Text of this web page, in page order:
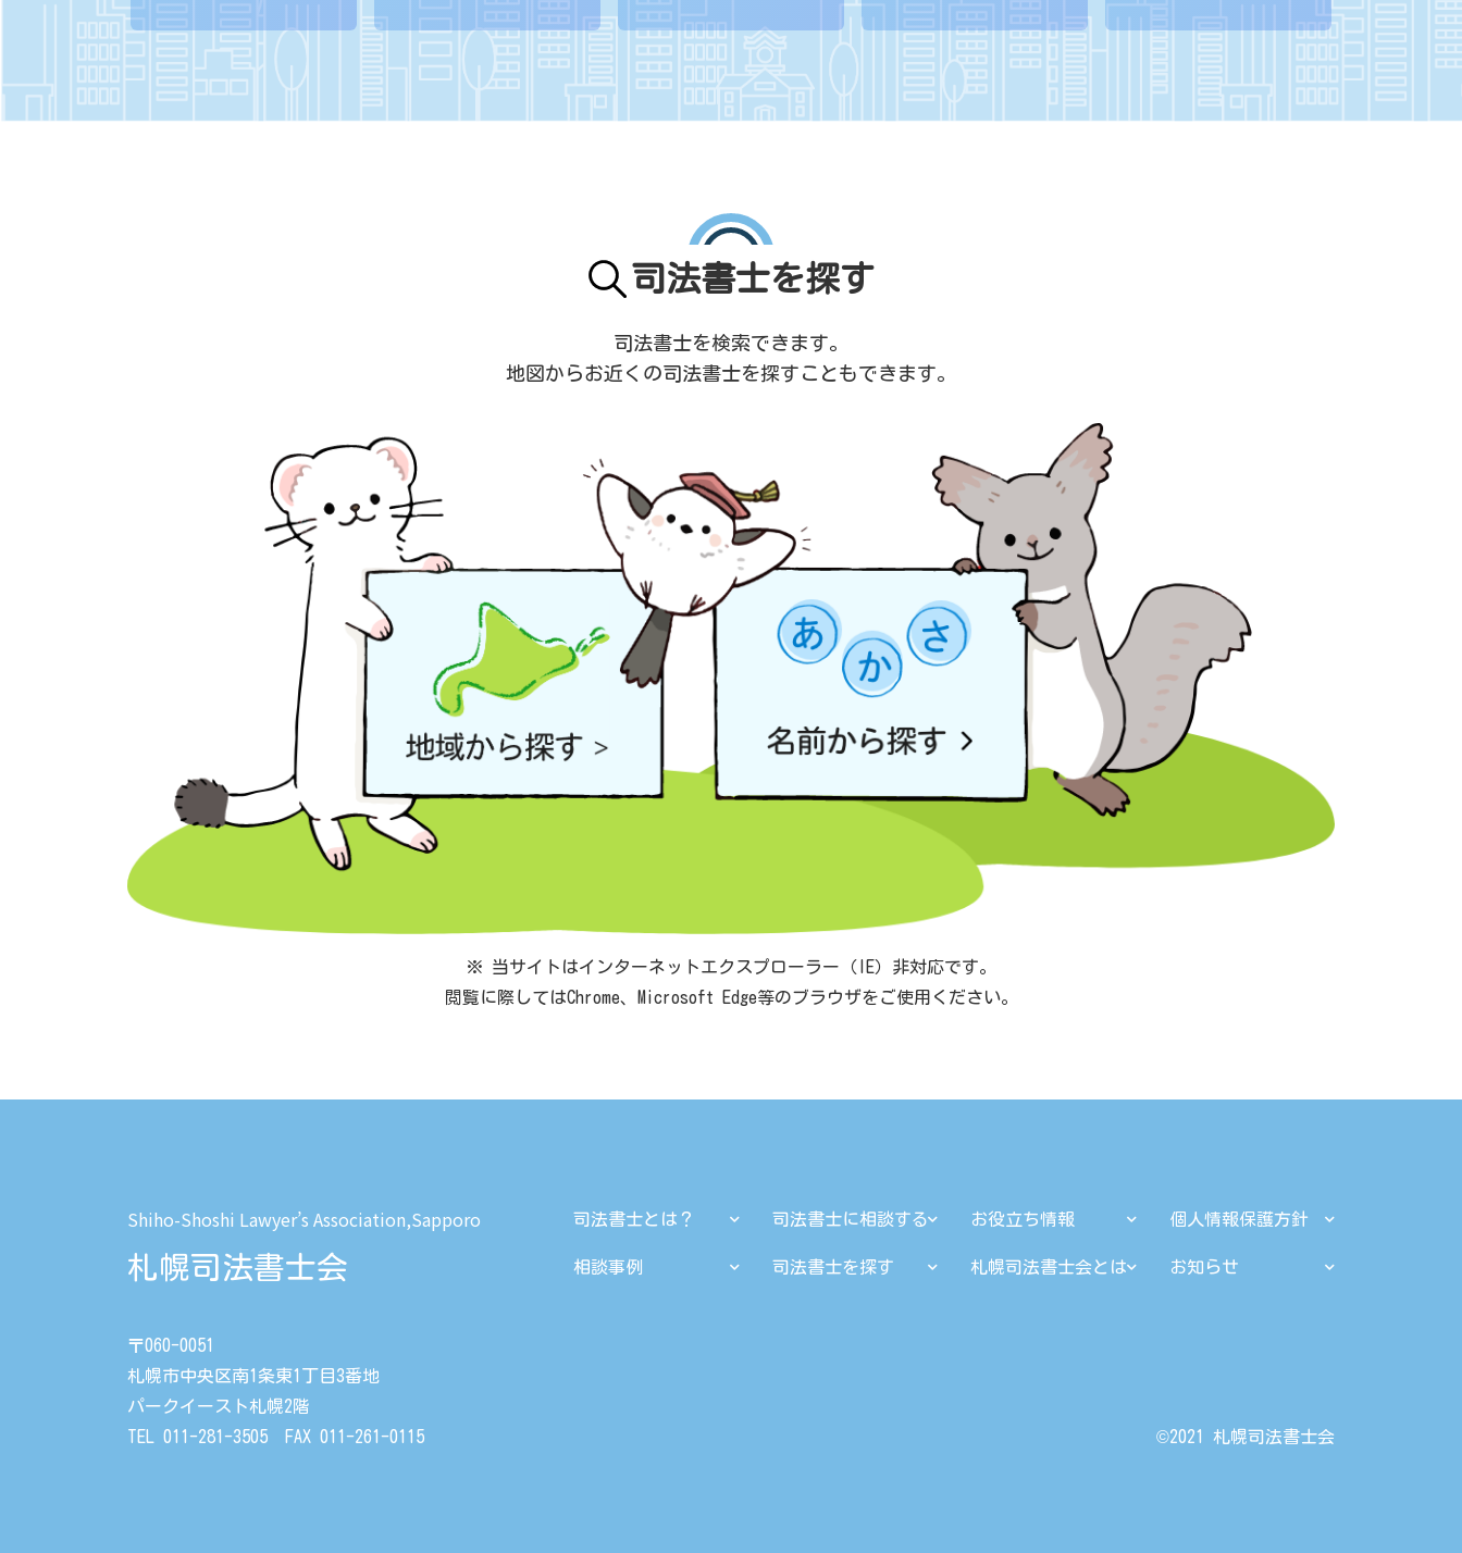
司法書士を探す
司法書士を検索できます。
地図からお近くの司法書士を探すこともできます。
※ 当サイトはインターネットエクスプローラー（IE）非対応です。
閲覧に際してはChrome、Microsoft Edge等のブラウザをご使用ください。
Shiho-Shoshi Lawyer’s Association,Sapporo
札幌司法書士会
〒060-0051
札幌市中央区南1条東1丁目3番地
パークイースト札幌2階
TEL 011-281-3505 FAX 011-261-0115
司法書士とは？ 司法書士に相談する お役立ち情報 個人情報保護方針
相談事例 司法書士を探す 札幌司法書士会とは お知らせ
©︎2021 札幌司法書士会